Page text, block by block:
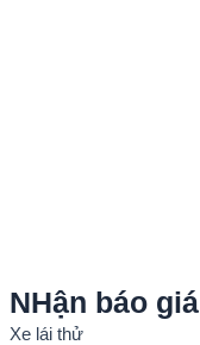
NHận báo giá
Xe lái thử